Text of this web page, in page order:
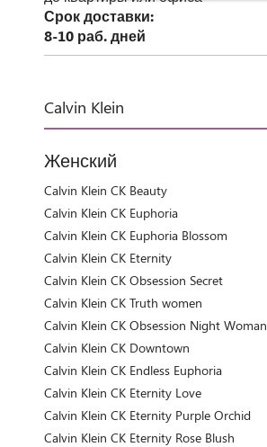
Срок доставки:
8-10 раб. дней
Calvin Klein
Женский
Calvin Klein CK Beauty
Calvin Klein CK Euphoria
Calvin Klein CK Euphoria Blossom
Calvin Klein CK Eternity
Calvin Klein CK Obsession Secret
Calvin Klein CK Truth women
Calvin Klein CK Obsession Night Woman
Calvin Klein CK Downtown
Calvin Klein CK Endless Euphoria
Calvin Klein CK Eternity Love
Calvin Klein CK Eternity Purple Orchid
Calvin Klein CK Eternity Rose Blush